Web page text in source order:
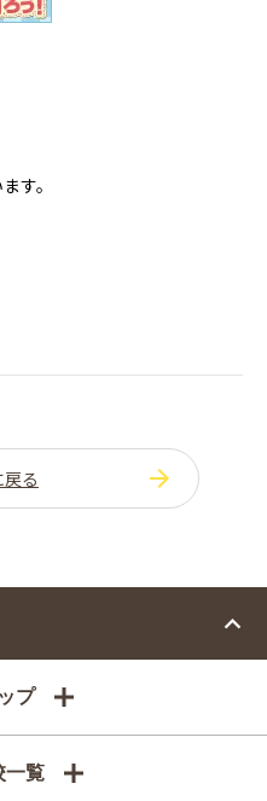
す。
る
プ
一覧